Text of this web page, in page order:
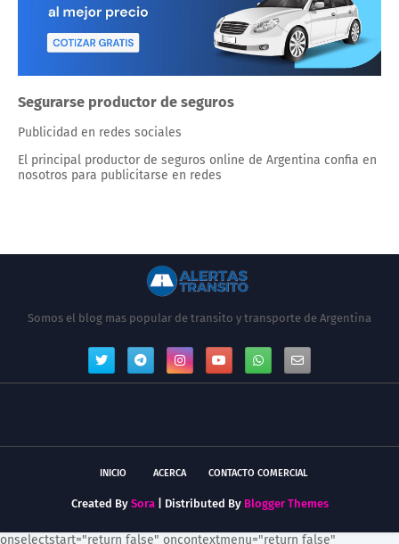
Segurarse productor de seguros
Publicidad en redes sociales
El principal productor de seguros online de Argentina confia en
nosotros para publicitarse en redes
Somos el blog mas popular de transito y transporte de Argentina
INICIO ACERCA CONTACTO COMERCIAL
Created By Sora| Distributed By Blogger Themes
onselectstart="return false" oncontextmenu="return false"